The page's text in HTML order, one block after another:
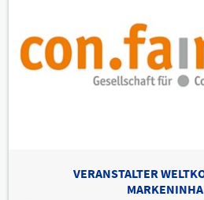
VERANSTALTER